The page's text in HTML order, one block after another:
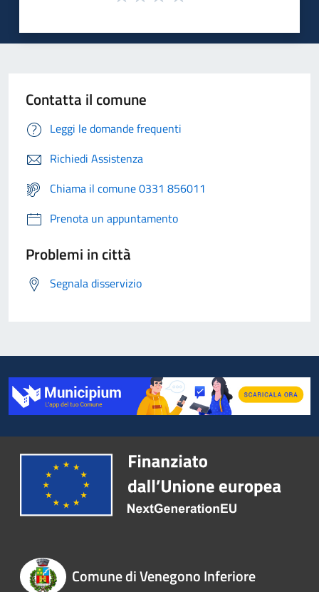
Contatta il comune
Leggi le domande frequenti
Richiedi Assistenza
Chiama il comune 0331 856011
Prenota un appuntamento
Problemi in città
Segnala disservizio
Comune di Venegono Inferiore